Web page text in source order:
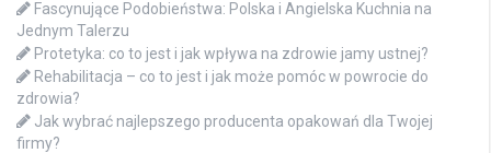
Fascynujące Podobieństwa: Polska i Angielska Kuchnia na
Jednym Talerzu
Protetyka: co to jest i jak wpływa na zdrowie jamy ustnej?
Rehabilitacja – co to jest i jak może pomóc w powrocie do
zdrowia?
Jak wybrać najlepszego producenta opakowań dla Twojej
firmy?